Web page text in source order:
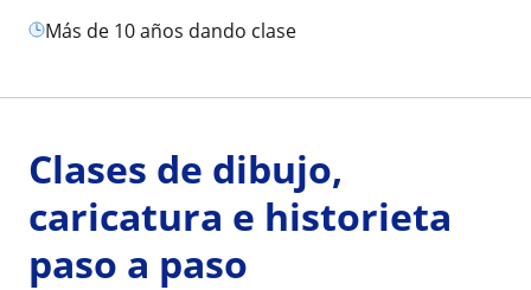
más de 10 años dando clase
Clases de dibujo,
caricatura e historieta
paso a paso